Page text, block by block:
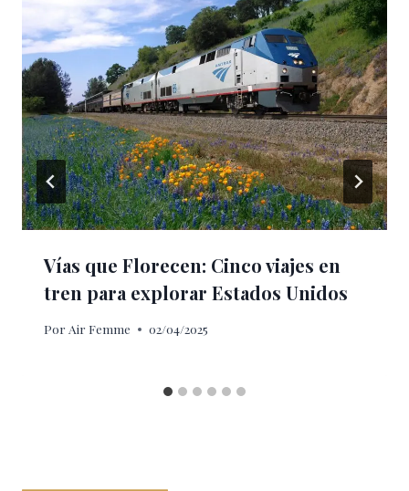
Vías que Florecen: Cinco viajes en
tren para explorar Estados Unidos
Por Air Femme 02/04/2025